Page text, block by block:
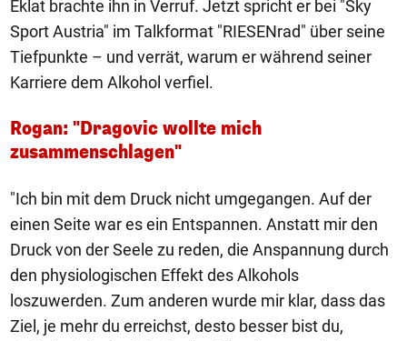
Eklat brachte ihn in Verruf. Jetzt spricht er bei "Sky
Sport Austria" im Talkformat "RIESENrad" über seine
Tiefpunkte – und verrät, warum er während seiner
Karriere dem Alkohol verfiel.
Rogan: "Dragovic wollte mich
zusammenschlagen"
"Ich bin mit dem Druck nicht umgegangen. Auf der
einen Seite war es ein Entspannen. Anstatt mir den
Druck von der Seele zu reden, die Anspannung durch
den physiologischen Effekt des Alkohols
loszuwerden. Zum anderen wurde mir klar, dass das
Ziel, je mehr du erreichst, desto besser bist du,